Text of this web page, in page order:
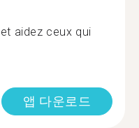
aidez ceux qui
앱 다운로드